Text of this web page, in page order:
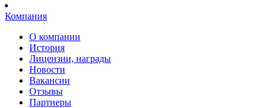
Компания
О компании
История
Лицензии, награды
Новости
Вакансии
Отзывы
Партнеры